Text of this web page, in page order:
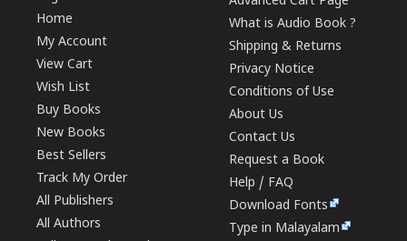
Home
My Account
View Cart
Wish List
Buy Books
New Books
Best Sellers
Track My Order
All Publishers
All Authors
What is Audio Book ?
Shipping & Returns
Privacy Notice
Conditions of Use
About Us
Contact Us
Request a Book
Help / FAQ
Download Fonts
Type in Malayalam